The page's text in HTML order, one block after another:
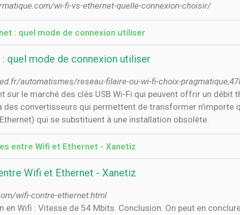
wi-fi-vs-ethernet-quelle-connexion-choisir/
: quel mode de connexion utiliser
quel mode de connexion utiliser
automatismes/reseau-filaire-ou-wi-fi-choix-
sur le marché des clés USB Wi-Fi qui peuvent offrir un
des convertisseurs qui permettent de transformer n’importe
qui se substituent à une installation obsolète.
entre Wifi et Ethernet - Xanetiz
Wifi et Ethernet - Xanetiz
wifi-contre-ethernet.html
en Wifi : Vitesse de 54 Mbits. Conclusion. On peut en